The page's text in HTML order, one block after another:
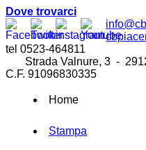
Dove trovarci
tel 0523-464811
Strada Valnure, 3 -
C.F. 91096830335
Home
Stampa